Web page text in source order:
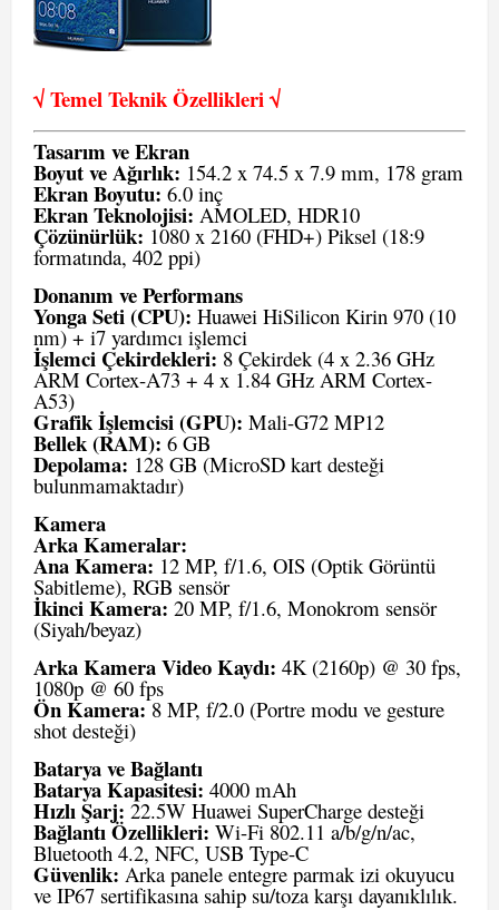
√ Temel Teknik Özellikleri √
Tasarım ve Ekran
Boyut ve Ağırlık: 154.2 x 74.5 x 7.9 mm, 178 gram
Ekran Boyutu: 6.0 inç
Ekran Teknolojisi: AMOLED, HDR10
Çözünürlük: 1080 x 2160 (FHD+) Piksel (18:9
formatında, 402 ppi)
Donanım ve Performans
Yonga Seti (CPU): Huawei HiSilicon Kirin 970 (10
nm) + i7 yardımcı işlemci
İşlemci Çekirdekleri: 8 Çekirdek (4 x 2.36 GHz
ARM Cortex-A73 + 4 x 1.84 GHz ARM Cortex-
A53)
Grafik İşlemcisi (GPU): Mali-G72 MP12
Bellek (RAM): 6 GB
Depolama: 128 GB (MicroSD kart desteği
bulunmamaktadır)
Kamera
Arka Kameralar:
Ana Kamera: 12 MP, f/1.6, OIS (Optik Görüntü
Sabitleme), RGB sensör
İkinci Kamera: 20 MP, f/1.6, Monokrom sensör
(Siyah/beyaz)
Arka Kamera Video Kaydı: 4K (2160p) @ 30 fps,
1080p @ 60 fps
Ön Kamera:8 MP, f/2.0 (Portre modu ve gesture
shot desteği)
Batarya ve Bağlantı
Batarya Kapasitesi: 4000 mAh
Hızlı Şarj: 22.5W Huawei SuperCharge desteği
Bağlantı Özellikleri: Wi-Fi 802.11 a/b/g/n/ac,
Bluetooth 4.2, NFC, USB Type-C
Güvenlik: Arka panele entegre parmak izi okuyucu
ve IP67 sertifikasına sahip su/toza karşı dayanıklılık.